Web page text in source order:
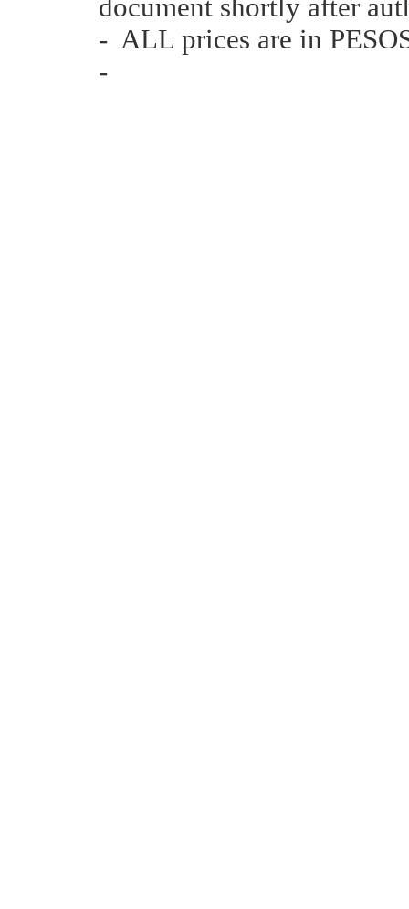
document shortly after
- ALL prices are in
-